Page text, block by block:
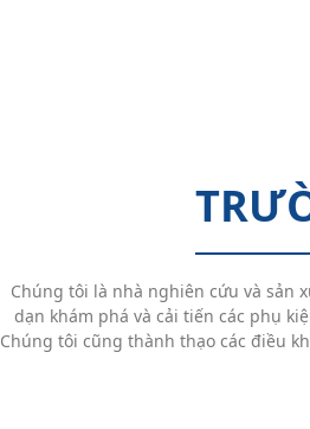
Chúng tôi là nhà nghiên cứu và sản
dạn khám phá và cải tiến các phụ
Chúng tôi cũng thành thạo các điều